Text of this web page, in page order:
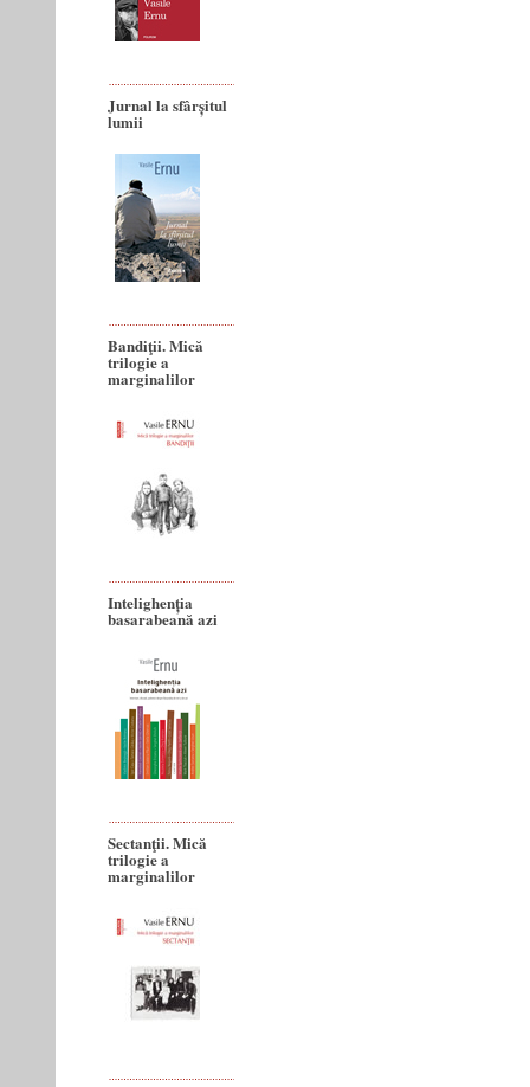
Jurnal la sfârșitul
lumii
Bandiţii. Mică
trilogie a
marginalilor
Intelighenția
basarabeană azi
Sectanţii. Mică
trilogie a
marginalilor